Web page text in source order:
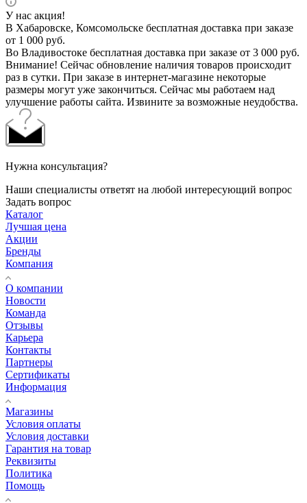
У нас акция!
В Хабаровске, Комсомольске бесплатная доставка при заказе
от 1 000 руб.
Во Владивостоке бесплатная доставка при заказе от 3 000 руб.
Внимание! Сейчас обновление наличия товаров происходит
раз в сутки. При заказе в интернет-магазине некоторые
размеры могут уже закончиться. Сейчас мы работаем над
улучшение работы сайта. Извините за возможные неудобства.
Нужна консультация?
Наши специалисты ответят на любой интересующий вопрос
Задать вопрос
Каталог
Лучшая цена
Акции
Бренды
Компания
О компании
Новости
Команда
Отзывы
Карьера
Контакты
Партнеры
Сертификаты
Информация
Магазины
Условия оплаты
Условия доставки
Гарантия на товар
Реквизиты
Политика
Помощь